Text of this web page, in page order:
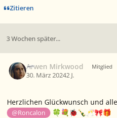
Zitieren
3 Wochen später...
Arwen Mirkwood Mitglied
30. März 20242 J.
Herzlichen Glückwunsch und
@Roncalon 🍀💐🐞🍾 🥂🎀🎁